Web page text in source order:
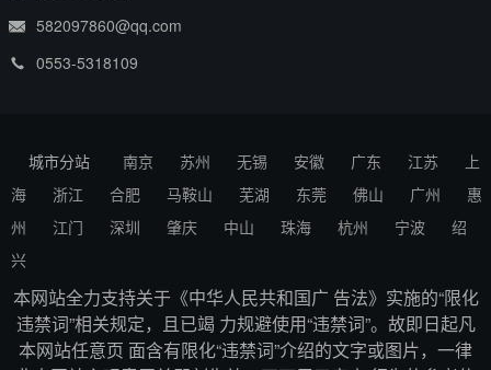
582097860@qq.com
0553-5318109
城市分站 南京 苏州 无锡 安徽 广东 江苏
上
海
浙江 合肥 马鞍山 芜湖 东莞 佛山 广州
惠
州
江门 深圳 肇庆 中山 珠海 杭州 宁波
绍
兴
本网站全力支持关于《中华人民共和国广 告法》实施的“限化
违禁词”相关规定，且已竭 力规避使用“违禁词”。故即日起凡
本网站任意页 面含有限化“违禁词”介绍的文字或图片，一律